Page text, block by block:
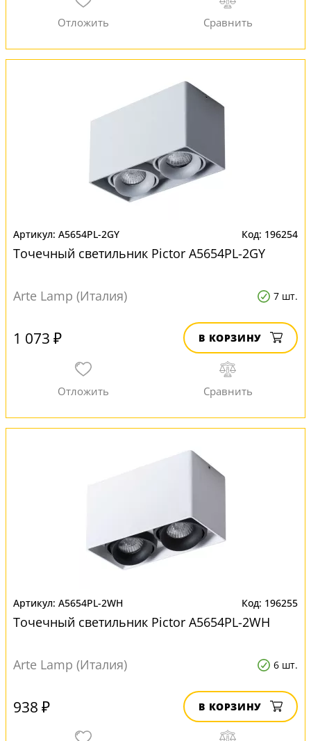
A5654PL-2GY 196254
Точечный светильник Pictor A5654PL-2GY
Arte Lamp (Италия) 7 шт.
1 073 ₽ В КОРЗИНУ
A5654PL-2WH 196255
Точечный светильник Pictor A5654PL-2WH
Arte Lamp (Италия) 6 шт.
938 ₽ В КОРЗИНУ